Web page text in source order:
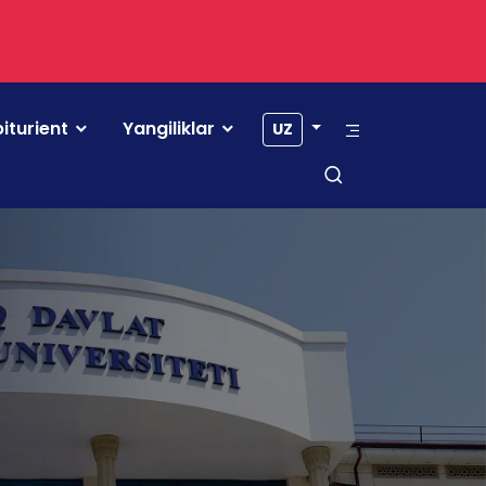
Yangiliklar UZ